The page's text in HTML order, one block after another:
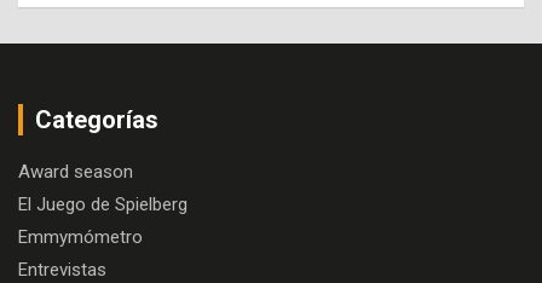
Categorías
Award season
El Juego de Spielberg
Emmymómetro
Entrevistas